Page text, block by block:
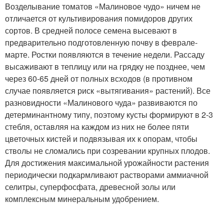
Возделывание томатов «Малиновое чудо» ничем не
отличается от культивирования помидоров других
сортов. В средней полосе семена высевают в
предварительно подготовленную почву в феврале-
марте. Ростки появляются в течение недели. Рассаду
высаживают в теплицу или на грядку не позднее, чем
через 60-65 дней от полных всходов (в противном
случае появляется риск «вытягивания» растений). Все
разновидности «Малинового чуда» развиваются по
детерминантному типу, поэтому кусты формируют в 2-3
стебля, оставляя на каждом из них не более пяти
цветочных кистей и подвязывая их к опорам, чтобы
стволы не сломались при созревании крупных плодов.
Для достижения максимальной урожайности растения
периодически подкармливают растворами аммиачной
селитры, суперфосфата, древесной золы или
комплексным минеральным удобрением.